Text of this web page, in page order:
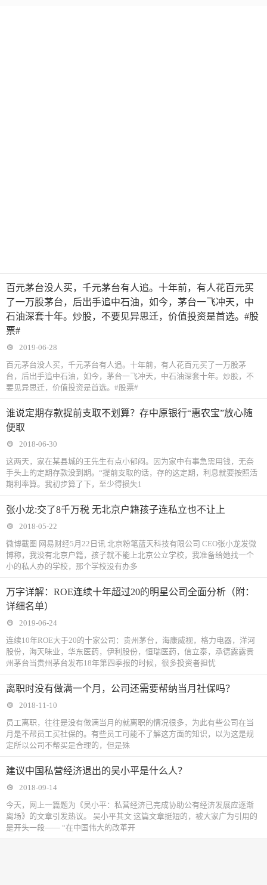
百元茅台没人买，千元茅台有人追。十年前，有人花百元买
了一万股茅台，后出手追中石油，如今，茅台一飞冲天，中
石油深套十年。炒股，不要见异思迁，价值投资是首选。#股
票#
2019-06-28
百元茅台没人买，千元茅台有人追。十年前，有人花百元买了一万股茅
台，后出手追中石油，如今，茅台一飞冲天，中石油深套十年。炒股，不
要见异思迁，价值投资是首选。#股票#
谁说定期存款提前支取不划算？存中原银行“惠农宝”放心随
便取
2018-06-30
这两天，家在某县城的王先生有点小郁闷。因为家中有事急需用钱，无奈
手头上的定期存款没到期。“提前支取的话，存的这定期，利息就要按照活
期利率算。我初步算了下，至少得损失1
张小龙:交了8千万税 无北京户籍孩子连私立也不让上
2018-05-22
微博截图 网易财经5月22日讯 北京粉笔蓝天科技有限公司 CEO张小龙发微
博称，我没有北京户籍，孩子就不能上北京公立学校，我准备给她找一个
小的私人办的学校，那个学校没有办多
万字详解：ROE连续十年超过20的明星公司全面分析（附：
详细名单）
2019-06-24
连续10年ROE大于20的十家公司：贵州茅台，海康威视，格力电器，洋河
股份，海天味业，华东医药，伊利股份，恒瑞医药，信立泰，承德露露贵
州茅台当贵州茅台发布18年第四季报的时候，很多投资者担忧
离职时没有做满一个月，公司还需要帮纳当月社保吗？
2018-11-10
​员工离职，往往是没有做满当月的就离职的情况很多，为此有些公司在当
月是不帮员工买社保的。有些员工可能不了解这方面的知识，以为这是规
定所以公司不帮买是合理的，但是殊
建议中国私营经济退出的吴小平是什么人？
2018-09-14
今天，网上一篇题为《吴小平：私营经济已完成协助公有经济发展应逐渐
离场》的文章引发热议。 吴小平其文 这篇文章挺短的，被大家广为引用的
是开头一段—— “在中国伟大的改革开